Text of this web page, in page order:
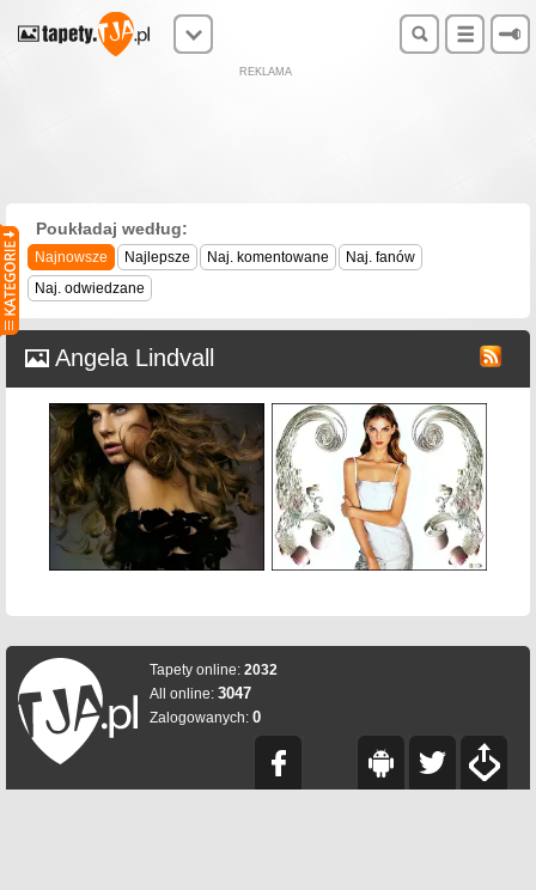
REKLAMA
Poukładaj według:
Najnowsze Najlepsze Naj. komentowane
Naj. fanów
Naj. odwiedzane
Angela Lindvall
Tapety online: 2032
All online: 3047
Zalogowanych: 0